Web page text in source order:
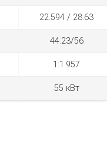
22.594 / 28.63
44.23/56
1:1.957
55 кВт